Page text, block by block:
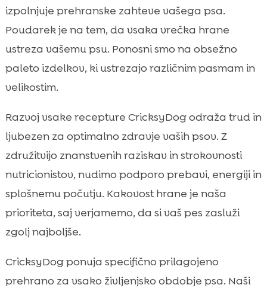
izpolnjuje prehranske zahteve vašega psa.
Poudarek je na tem, da vsaka vrečka hrane
ustreza vašemu psu. Ponosni smo na obsežno
paleto izdelkov, ki ustrezajo različnim pasmam in
velikostim.
Razvoj vsake recepture CricksyDog odraža trud in
ljubezen za optimalno zdravje vaših psov. Z
združitvijo znanstvenih raziskav in strokovnosti
nutricionistov, nudimo podporo prebavi, energiji in
splošnemu počutju. Kakovost hrane je naša
prioriteta, saj verjamemo, da si vaš pes zasluži
zgolj najboljše.
CricksyDog ponuja specifično prilagojeno
prehrano za vsako življenjsko obdobje psa. Naši